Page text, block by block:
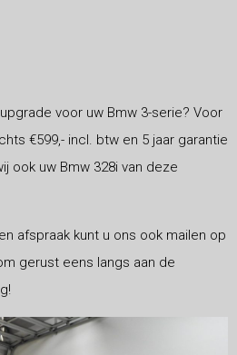
voor uw Bmw 3-serie? Voor
€599,- incl. btw en 5 jaar garantie
ook uw Bmw 328i van deze
afspraak kunt u ons ook mailen op
gerust eens langs aan de